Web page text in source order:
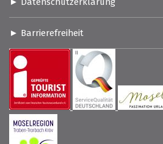
Barrierefreiheit